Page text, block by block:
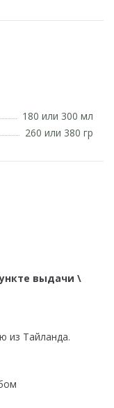
180 или 300 мл
260 или 380 гр
выдачи \
из Тайланда.